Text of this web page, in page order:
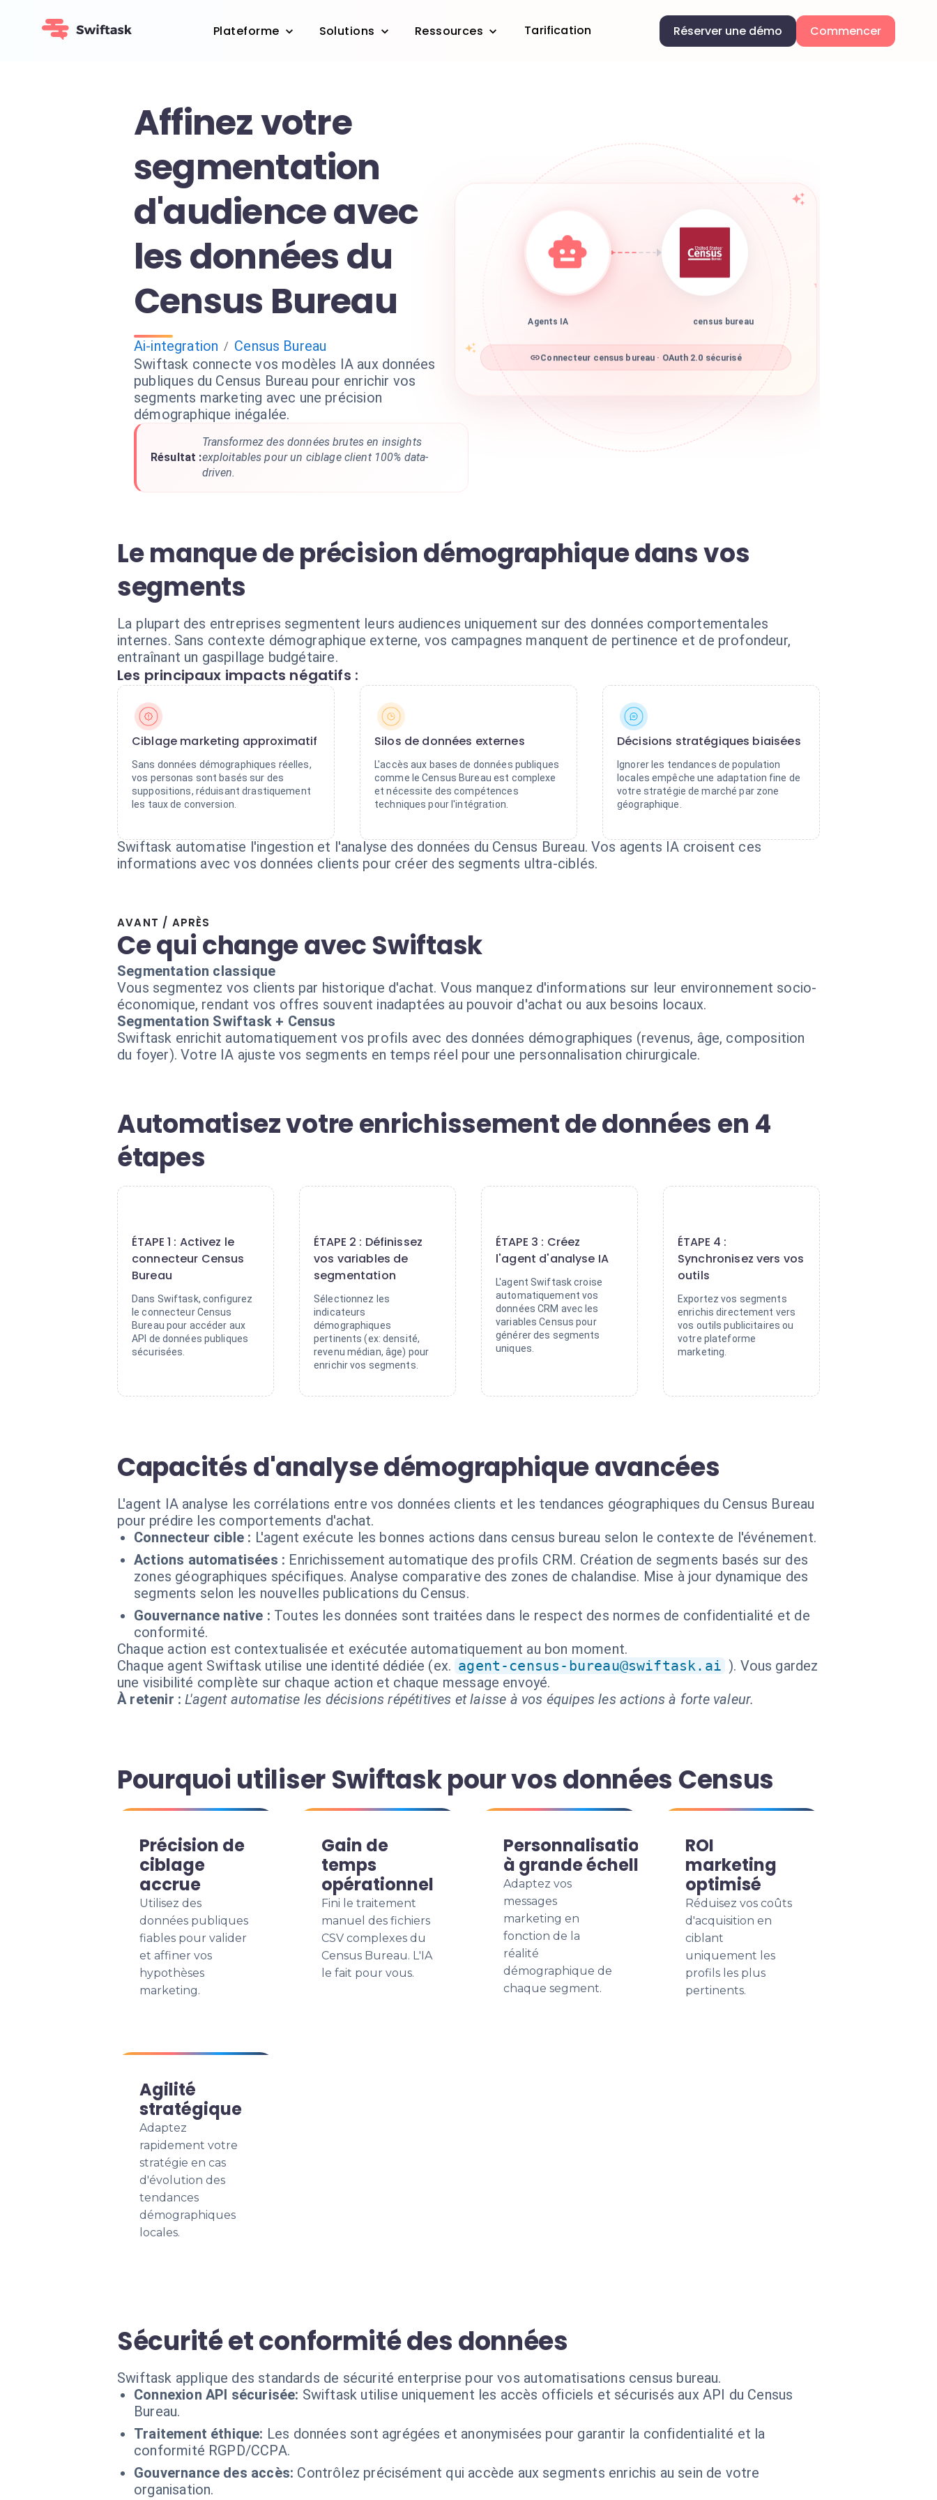
Plateforme Solutions Ressources Tarification Réserver une démo Commencer
Affinez votre
segmentation
d'audience avec
les données du
Census Bureau
Ai-integration / Census Bureau
Swiftask connecte vos modèles IA aux données
publiques du Census Bureau pour enrichir vos
segments marketing avec une précision
démographique inégalée.
Résultat :
Transformez des données brutes en insights
exploitables pour un ciblage client 100% data-
driven.
Agents IA census bureau
Connecteur census bureau · OAuth 2.0 sécurisé
Le manque de précision démographique dans vos
segments
La plupart des entreprises segmentent leurs audiences uniquement sur des données comportementales
internes. Sans contexte démographique externe, vos campagnes manquent de pertinence et de profondeur,
entraînant un gaspillage budgétaire.
Les principaux impacts négatifs :
Ciblage marketing approximatif
Sans données démographiques réelles,
vos personas sont basés sur des
suppositions, réduisant drastiquement
les taux de conversion.
Silos de données externes
L'accès aux bases de données publiques
comme le Census Bureau est complexe
et nécessite des compétences
techniques pour l'intégration.
Décisions stratégiques biaisées
Ignorer les tendances de population
locales empêche une adaptation fine de
votre stratégie de marché par zone
géographique.
Swiftask automatise l'ingestion et l'analyse des données du Census Bureau. Vos agents IA croisent ces
informations avec vos données clients pour créer des segments ultra-ciblés.
AVANT / APRÈS
Ce qui change avec Swiftask
Segmentation classique
Vous segmentez vos clients par historique d'achat. Vous manquez d'informations sur leur environnement socio-
économique, rendant vos offres souvent inadaptées au pouvoir d'achat ou aux besoins locaux.
Segmentation Swiftask + Census
Swiftask enrichit automatiquement vos profils avec des données démographiques (revenus, âge, composition
du foyer). Votre IA ajuste vos segments en temps réel pour une personnalisation chirurgicale.
Automatisez votre enrichissement de données en 4
étapes
ÉTAPE 1 : Activez le
connecteur Census
Bureau
Dans Swiftask, configurez
le connecteur Census
Bureau pour accéder aux
API de données publiques
sécurisées.
ÉTAPE 2 : Définissez
vos variables de
segmentation
Sélectionnez les
indicateurs
démographiques
pertinents (ex: densité,
revenu médian, âge) pour
enrichir vos segments.
ÉTAPE 3 : Créez
l'agent d'analyse IA
L'agent Swiftask croise
automatiquement vos
données CRM avec les
variables Census pour
générer des segments
uniques.
ÉTAPE 4 :
Synchronisez vers vos
outils
Exportez vos segments
enrichis directement vers
vos outils publicitaires ou
votre plateforme
marketing.
Capacités d'analyse démographique avancées
L'agent IA analyse les corrélations entre vos données clients et les tendances géographiques du Census Bureau
pour prédire les comportements d'achat.
Connecteur cible : L'agent exécute les bonnes actions dans census bureau selon le contexte de l'événement.
Actions automatisées : Enrichissement automatique des profils CRM. Création de segments basés sur des
zones géographiques spécifiques. Analyse comparative des zones de chalandise. Mise à jour dynamique des
segments selon les nouvelles publications du Census.
Gouvernance native : Toutes les données sont traitées dans le respect des normes de confidentialité et de
conformité.
Chaque action est contextualisée et exécutée automatiquement au bon moment.
Chaque agent Swiftask utilise une identité dédiée (ex. agent-census-bureau@swiftask.ai ). Vous gardez
une visibilité complète sur chaque action et chaque message envoyé.
À retenir : L'agent automatise les décisions répétitives et laisse à vos équipes les actions à forte valeur.
Pourquoi utiliser Swiftask pour vos données Census
Précision de
ciblage
accrue
Utilisez des
données publiques
fiables pour valider
et affiner vos
hypothèses
marketing.
Gain de
temps
opérationnel
Fini le traitement
manuel des fichiers
CSV complexes du
Census Bureau. L'IA
le fait pour vous.
Personnalisation
à grande échelle
Adaptez vos
messages
marketing en
fonction de la
réalité
démographique de
chaque segment.
ROI
marketing
optimisé
Réduisez vos coûts
d'acquisition en
ciblant
uniquement les
profils les plus
pertinents.
Agilité
stratégique
Adaptez
rapidement votre
stratégie en cas
d'évolution des
tendances
démographiques
locales.
Sécurité et conformité des données
Swiftask applique des standards de sécurité enterprise pour vos automatisations census bureau.
Connexion API sécurisée: Swiftask utilise uniquement les accès officiels et sécurisés aux API du Census
Bureau.
Traitement éthique: Les données sont agrégées et anonymisées pour garantir la confidentialité et la
conformité RGPD/CCPA.
Gouvernance des accès: Contrôlez précisément qui accède aux segments enrichis au sein de votre
organisation.